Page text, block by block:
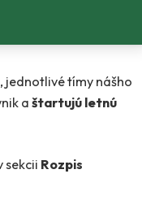
jednotlivé tímy nášho
a štartujú letnú
sekcii Rozpis